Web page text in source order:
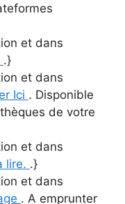
et dans
.}
et dans
Ici . Disponible
de votre
et dans
lire. .}
et dans
. A emprunter